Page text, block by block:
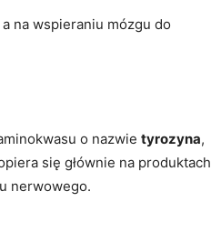
na wspieraniu mózgu do
o nazwie tyrozyna,
się głównie na produktach
nerwowego.